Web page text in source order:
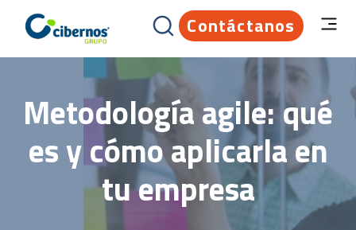
Contáctanos
Metodología agile: qué
es y cómo aplicarla en
tu empresa